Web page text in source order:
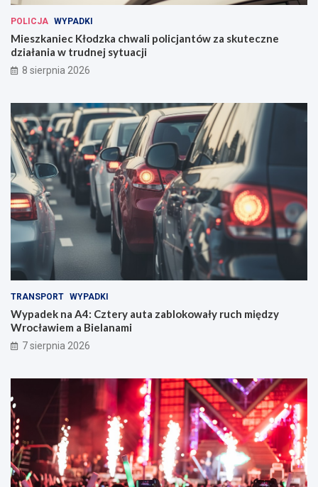
POLICJA WYPADKI
Mieszkaniec Kłodzka chwali policjantów za skuteczne
działania w trudnej sytuacji
8 sierpnia 2026
TRANSPORT WYPADKI
Wypadek na A4: Cztery auta zablokowały ruch między
Wrocławiem a Bielanami
7 sierpnia 2026